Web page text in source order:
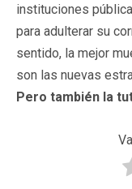
instituciones
para adulterar su
sentido, la mejor
son las nuevas
Pero también la